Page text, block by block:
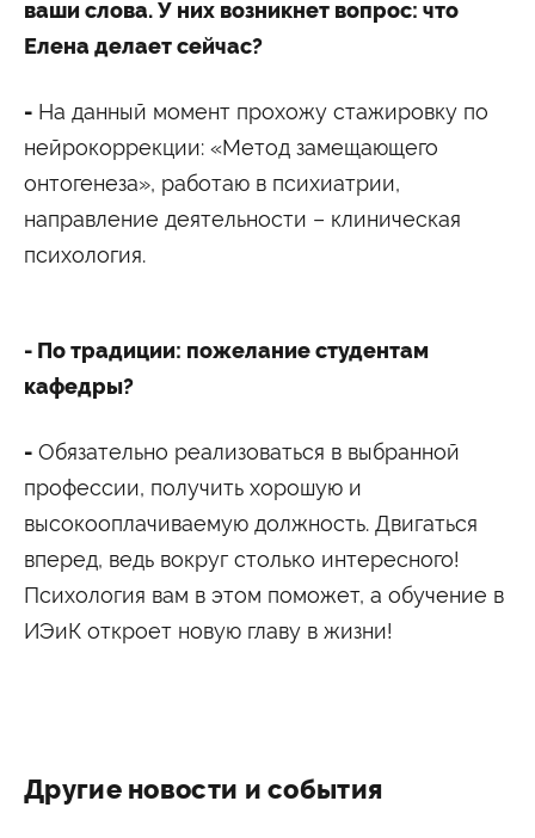
ваши слова. У них возникнет вопрос: что
Елена делает сейчас?
- На данный момент прохожу стажировку по
нейрокоррекции: «Метод замещающего
онтогенеза», работаю в психиатрии,
направление деятельности – клиническая
психология.
- По традиции: пожелание студентам
кафедры?
- Обязательно реализоваться в выбранной
профессии, получить хорошую и
высокооплачиваемую должность. Двигаться
вперед, ведь вокруг столько интересного!
Психология вам в этом поможет, а обучение в
ИЭиК откроет новую главу в жизни!
Другие новости и события